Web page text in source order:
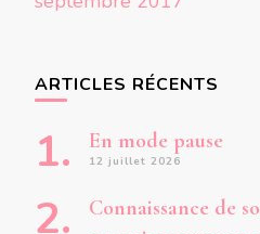
ARTICLES RÉCENTS
En mode pause
12 juillet 2026
Connaissance de